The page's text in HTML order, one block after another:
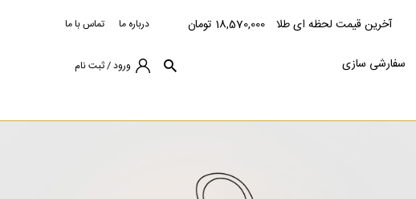
آخرین قیمت لحظه ای طلا 18,570,000 تومان درباره ما تماس با ما
سفارشی سازی
ورود / ثبت نام